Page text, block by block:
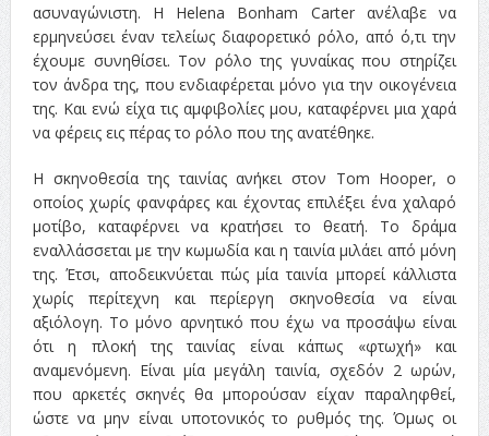
ασυναγώνιστη. Η Helena Bonham Carter ανέλαβε να
ερμηνεύσει έναν τελείως διαφορετικό ρόλο, από ό,τι την
έχουμε συνηθίσει. Τον ρόλο της γυναίκας που στηρίζει
τον άνδρα της, που ενδιαφέρεται μόνο για την οικογένεια
της. Και ενώ είχα τις αμφιβολίες μου, καταφέρνει μια χαρά
να φέρεις εις πέρας το ρόλο που της ανατέθηκε.
Η σκηνοθεσία της ταινίας ανήκει στον Tom Hooper, ο
οποίος χωρίς φανφάρες και έχοντας επιλέξει ένα χαλαρό
μοτίβο, καταφέρνει να κρατήσει το θεατή. Το δράμα
εναλλάσσεται με την κωμωδία και η ταινία μιλάει από μόνη
της. Έτσι, αποδεικνύεται πώς μία ταινία μπορεί κάλλιστα
χωρίς περίτεχνη και περίεργη σκηνοθεσία να είναι
αξιόλογη. Το μόνο αρνητικό που έχω να προσάψω είναι
ότι η πλοκή της ταινίας είναι κάπως «φτωχή» και
αναμενόμενη. Είναι μία μεγάλη ταινία, σχεδόν 2 ωρών,
που αρκετές σκηνές θα μπορούσαν είχαν παραληφθεί,
ώστε να μην είναι υποτονικός το ρυθμός της. Όμως οι